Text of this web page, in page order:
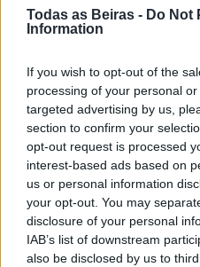
Todas as Beiras - Do Not
Information
If you wish to opt-out of the
processing of your personal
targeted advertising by us,
section to confirm your
opt-out request is processed
interest-based ads based on
us or personal information
your opt-out. You may
disclosure of your personal
IAB’s list of downstream
also be disclosed by us to
Por último, alertamos que a
independentemente da
local da sua obtenção, e
simular, evitando surpresas